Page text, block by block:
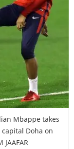
Mbappe takes
Doha on
JAAFAR